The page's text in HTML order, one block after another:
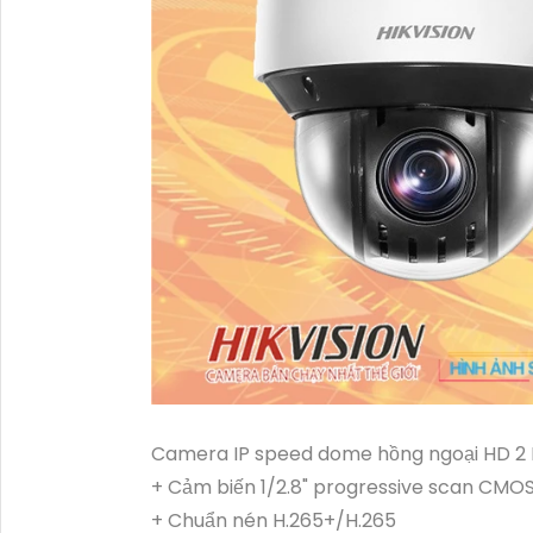
Camera IP speed dome hồng ngoại HD 2
+ Cảm biến 1/2.8" progressive scan
+ Chuẩn nén H.265+/H.265